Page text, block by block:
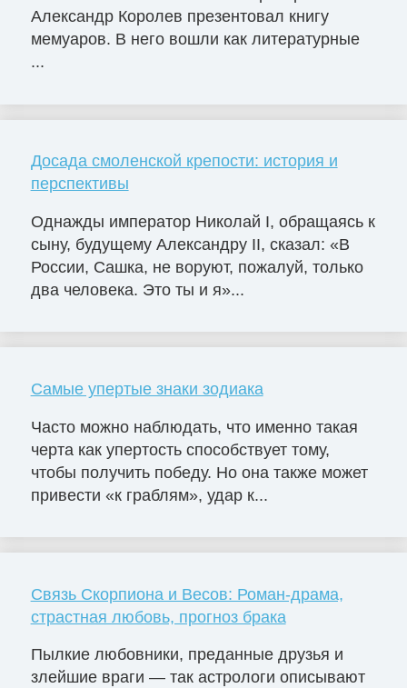
Александр Королев презентовал книгу
мемуаров. В него вошли как литературные
...
Досада смоленской крепости: история и
перспективы
Однажды император Николай I, обращаясь к
сыну, будущему Александру II, сказал: «В
России, Сашка, не воруют, пожалуй, только
два человека. Это ты и я»...
Самые упертые знаки зодиака
Часто можно наблюдать, что именно такая
черта как упертость способствует тому,
чтобы получить победу. Но она также может
привести «к граблям», удар к...
Связь Скорпиона и Весов: Роман-драма,
страстная любовь, прогноз брака
Пылкие любовники, преданные друзья и
злейшие враги — так астрологи описывают